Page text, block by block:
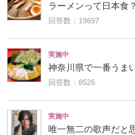
ラーメンって日本食
回答数：19697
実施中
神奈川県で一番うま
回答数：8526
実施中
唯一無二の歌声だと